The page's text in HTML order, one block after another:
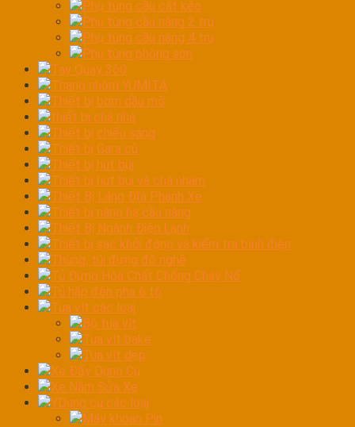
Phụ tùng cầu cắt kéo
Phụ tùng cầu nâng 2 trụ
Phụ tùng cầu nâng 4 trụ
Phụ tùng phòng sơn
Tay Quay 360
Thang nhôm YUMITA
Thiết bị bơm dầu mỡ
thiết bị chà nhá
Thiết bị chiếu sáng
Thiết bị Gara cũ
Thiết bị hút bụi
Thiết bị hút bụi và chà nhám
Thiết Bị Láng Đĩa Phanh Xe
Thiết bị nâng hạ cầu nâng
Thiết Bị Ngành Điện Lạnh
Thiết bị sạc khởi động và kiểm tra bình điện
Thùng, túi đựng đồ nghề
Tủ Đựng Hóa Chất Chống Cháy Nổ
Tủ hấp đèn pha ô tô
Tua vít các loại
Bộ tua vít
Tua vít bake
Tua vít dẹp
Xe Đẩy Dụng Cụ
Xe Nằm Sửa Xe
YDụng cụ các loại
Máy khoan Pin